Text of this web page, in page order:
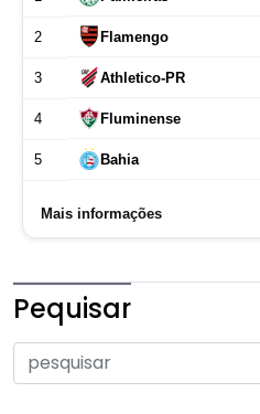
Pequisar